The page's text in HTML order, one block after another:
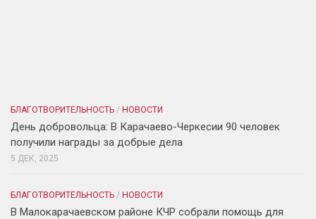
БЛАГОТВОРИТЕЛЬНОСТЬ / НОВОСТИ
День добровольца: В Карачаево-Черкесии 90 человек
получили награды за добрые дела
5 ДЕК, 2025
БЛАГОТВОРИТЕЛЬНОСТЬ / НОВОСТИ
В Малокарачаевском районе КЧР собрали помощь для